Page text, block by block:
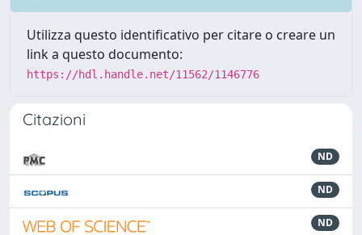
Utilizza questo identificativo per citare o creare un
link a questo documento:
https://hdl.handle.net/11562/1146776
Citazioni
ND
ND
ND